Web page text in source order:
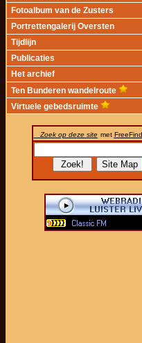
Fotoalbum van de Zusters
Portrettengalerij Oversten
Tijdlijn
Publicaties
Het archief
Ten Bunderen wandelroute
Virtuele gebedsruimte
Zoek op deze site met FreeFind